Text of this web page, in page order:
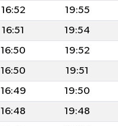
16:52 19:55
16:51 19:54
16:50 19:52
16:50 19:51
16:49 19:50
16:48 19:48